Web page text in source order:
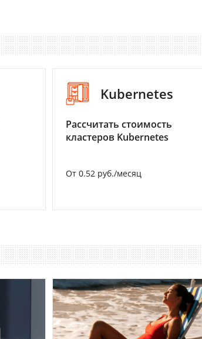
Kubernetes
Рассчитать стоимость
кластеров Kubernetes
От 0.52 руб./месяц